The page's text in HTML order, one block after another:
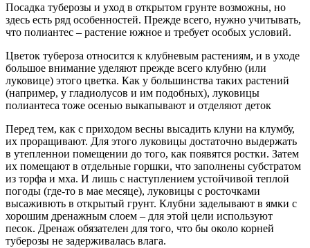
Посадка туберозы и уход в открытом грунте возможны, но
здесь есть ряд особенностей. Прежде всего, нужно учитывать,
что полиантес – растение южное и требует особых условий.
Цветок тубероза относится к клубневым растениям, и в уходе
большое внимание уделяют прежде всего клубню (или
луковице) этого цветка. Как у большинства таких растений
(например, у гладиолусов и им подобных), луковицы
полиантеса тоже осенью выкапывают и отделяют деток
Перед тем, как с приходом весны высадить клуни на клумбу,
их проращивают. Для этого луковицы достаточно выдержать
в утепленнои помещении до того, как появятся ростки. Затем
их помещают в отдельные горшки, что заполнены субстратом
из торфа и мха. И лишь с наступлением устойчивой теплой
погоды (где-то в мае месяце), луковицы с росточками
высаживють в открытый грунт. Клубни заделывают в ямки с
хорошим дренажным слоем – для этой цели используют
песок. Дренаж обязателен для того, что бы около корней
туберозы не задерживалась влага.